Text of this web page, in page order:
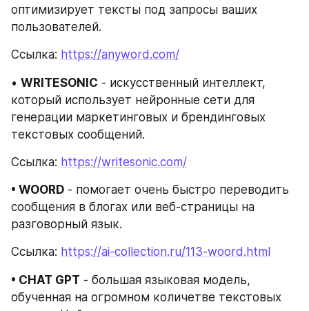
оптимизирует тексты под запросы ваших
пользователей.
Ссылка: https://anyword.com/
• WRITESONIC - искусственный интеллект,
который использует нейронные сети для
генерации маркетинговых и брендинговых
текстовых сообщений.
Ссылка: https://writesonic.com/
• WOORD - помогает очень быстро переводить
сообщения в блогах или веб-страницы на
разговорный язык.
Ссылка: https://ai-collection.ru/113-woord.html
• CHAT GPT - большая языковая модель,
обученная на огромном количетве текстовых